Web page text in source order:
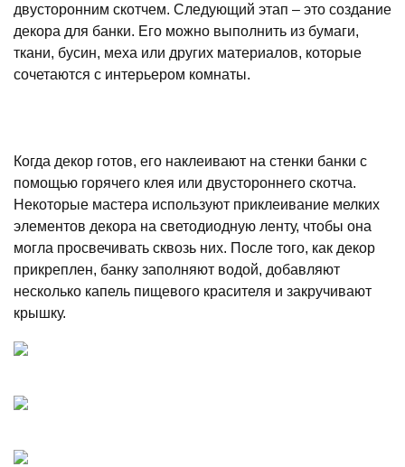
двусторонним скотчем. Следующий этап – это создание
декора для банки. Его можно выполнить из бумаги,
ткани, бусин, меха или других материалов, которые
сочетаются с интерьером комнаты.
Когда декор готов, его наклеивают на стенки банки с
помощью горячего клея или двустороннего скотча.
Некоторые мастера используют приклеивание мелких
элементов декора на светодиодную ленту, чтобы она
могла просвечивать сквозь них. После того, как декор
прикреплен, банку заполняют водой, добавляют
несколько капель пищевого красителя и закручивают
крышку.